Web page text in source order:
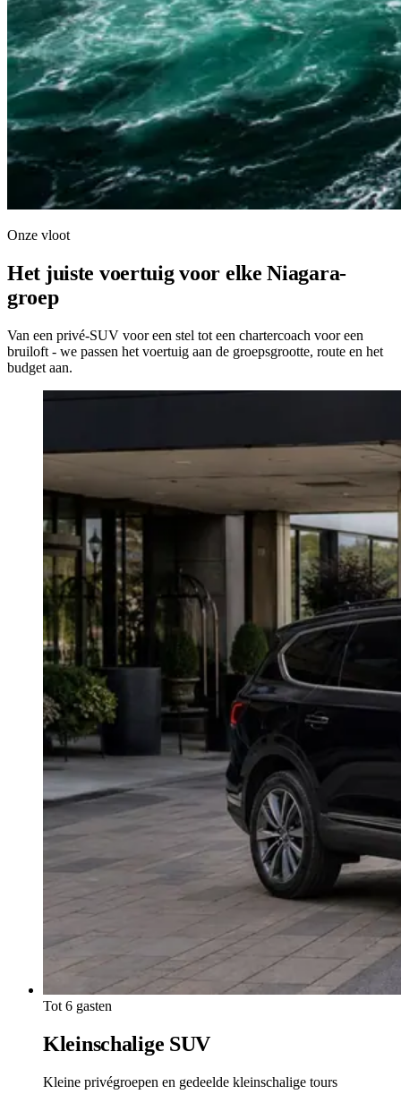
Onze vloot
Het juiste voertuig voor elke Niagara-
groep
Van een privé-SUV voor een stel tot een chartercoach voor een
bruiloft - we passen het voertuig aan de groepsgrootte, route en het
budget aan.
Tot 6 gasten
Kleinschalige SUV
Kleine privégroepen en gedeelde kleinschalige tours